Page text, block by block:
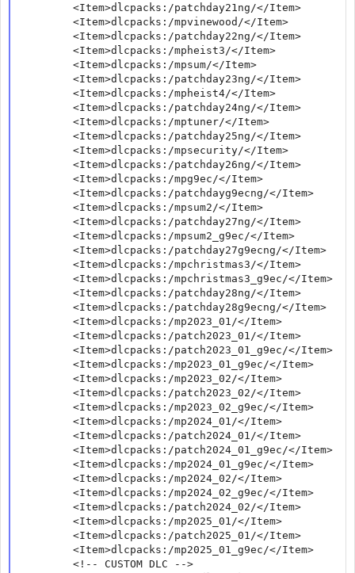
        <Item>dlcpacks:/patchday21ng/</Item>
        <Item>dlcpacks:/mpvinewood/</Item>
        <Item>dlcpacks:/patchday22ng/</Item>
        <Item>dlcpacks:/mpheist3/</Item>
        <Item>dlcpacks:/mpsum/</Item>
        <Item>dlcpacks:/patchday23ng/</Item>
        <Item>dlcpacks:/mpheist4/</Item>
        <Item>dlcpacks:/patchday24ng/</Item>
        <Item>dlcpacks:/mptuner/</Item>
        <Item>dlcpacks:/patchday25ng/</Item>
        <Item>dlcpacks:/mpsecurity/</Item>
        <Item>dlcpacks:/patchday26ng/</Item>
        <Item>dlcpacks:/mpg9ec/</Item>
        <Item>dlcpacks:/patchdayg9ecng/</Item>
        <Item>dlcpacks:/mpsum2/</Item>
        <Item>dlcpacks:/patchday27ng/</Item>
        <Item>dlcpacks:/mpsum2_g9ec/</Item>
        <Item>dlcpacks:/patchday27g9ecng/</Item>
        <Item>dlcpacks:/mpchristmas3/</Item>
        <Item>dlcpacks:/mpchristmas3_g9ec/</Item>
        <Item>dlcpacks:/patchday28ng/</Item>
        <Item>dlcpacks:/patchday28g9ecng/</Item>
        <Item>dlcpacks:/mp2023_01/</Item>
        <Item>dlcpacks:/patch2023_01/</Item>
        <Item>dlcpacks:/patch2023_01_g9ec/</Item>
        <Item>dlcpacks:/mp2023_01_g9ec/</Item>
        <Item>dlcpacks:/mp2023_02/</Item>
        <Item>dlcpacks:/patch2023_02/</Item>
        <Item>dlcpacks:/mp2023_02_g9ec/</Item>
        <Item>dlcpacks:/mp2024_01/</Item>
        <Item>dlcpacks:/patch2024_01/</Item>
        <Item>dlcpacks:/patch2024_01_g9ec/</Item>
        <Item>dlcpacks:/mp2024_01_g9ec/</Item>
        <Item>dlcpacks:/mp2024_02/</Item>
        <Item>dlcpacks:/mp2024_02_g9ec/</Item>
        <Item>dlcpacks:/patch2024_02/</Item>
        <Item>dlcpacks:/mp2025_01/</Item>
        <Item>dlcpacks:/patch2025_01/</Item>
        <Item>dlcpacks:/mp2025_01_g9ec/</Item>
        <!-- CUSTOM DLC -->